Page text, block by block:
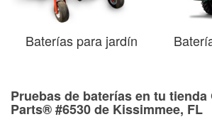
Baterías para jardín
Pruebas de baterías en tu tienda
Parts® #6530 de Kissimmee, FL